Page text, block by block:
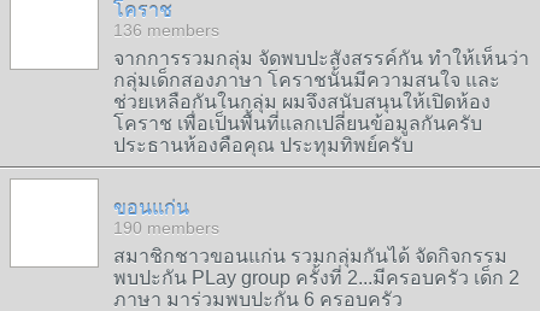
โคราช
136 members
จากการรวมกลุ่ม จัดพบปะสังสรรค์กัน ทำให้เห็นว่า
กลุ่มเด็กสองภาษา โคราชนั้นมีความสนใจ และ
ช่วยเหลือกันในกลุ่ม ผมจึงสนับสนุนให้เปิดห้อง
โคราช เพื่อเป็นพื้นที่แลกเปลี่ยนข้อมูลกันครับ
ประธานห้องคือคุณ ประทุมทิพย์ครับ
ขอนแก่น
190 members
สมาชิกชาวขอนแก่น รวมกลุ่มกันได้ จัดกิจกรรม
พบปะกัน PLay group ครั้งที่ 2...มีครอบครัว เด็ก 2
ภาษา มาร่วมพบปะกัน 6 ครอบครัว